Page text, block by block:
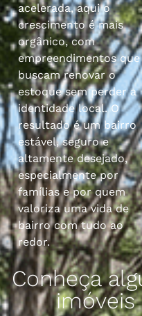
acelerada, aqui o
crescimento é mais
orgânico, com
empreendimentos que
buscam renovar o
estoque sem perder a
identidade local. O
resultado é um bairro
estável, seguro e
altamente desejado,
especialmente por
famílias e por quem
valoriza uma vida de
bairro com tudo ao
redor.
Conheça
imóveis